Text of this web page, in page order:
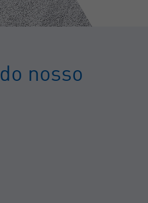
do nosso